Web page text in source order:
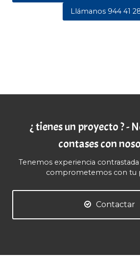
Llámanos 944 41
¿ tienes un proyecto ? -
contases con
Tenemos experiencia
comprometemos con tu
Contactar